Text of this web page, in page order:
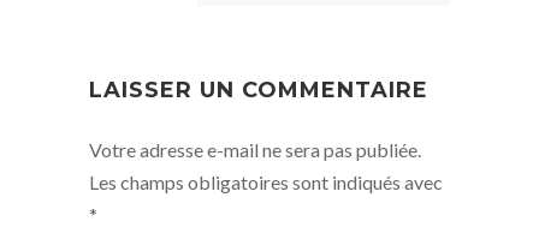
LAISSER UN COMMENTAIRE
Votre adresse e-mail ne sera pas publiée.
Les champs obligatoires sont indiqués avec
*